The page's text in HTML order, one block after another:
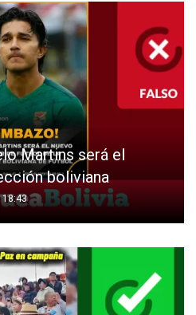
Martins será el
boliviana
18:43